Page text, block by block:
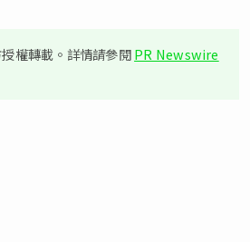
權轉載。詳情請參閱PR Newswire